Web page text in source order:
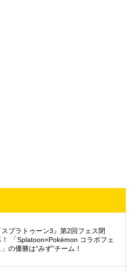
スプラトゥーン3』第2回フェス閉
！ 「Splatoon×Pokémon コラボフェ
」の優勝は“みず”チーム！